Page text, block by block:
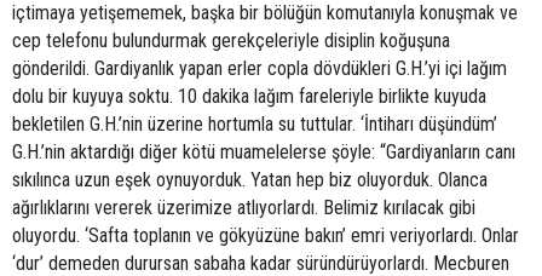
içtimaya yetişememek, başka bir bölüğün komutanıyla konuşmak ve
cep telefonu bulundurmak gerekçeleriyle disiplin koğuşuna
gönderildi. Gardiyanlık yapan erler copla dövdükleri G.H.’yi içi lağım
dolu bir kuyuya soktu. 10 dakika lağım fareleriyle birlikte kuyuda
bekletilen G.H.’nin üzerine hortumla su tuttular. ‘İntiharı düşündüm’
G.H.’nin aktardığı diğer kötü muamelelerse şöyle: “Gardiyanların canı
sıkılınca uzun eşek oynuyorduk. Yatan hep biz oluyorduk. Olanca
ağırlıklarını vererek üzerimize atlıyorlardı. Belimiz kırılacak gibi
oluyordu. ‘Safta toplanın ve gökyüzüne bakın’ emri veriyorlardı. Onlar
‘dur’ demeden durursan sabaha kadar süründürüyorlardı. Mecburen